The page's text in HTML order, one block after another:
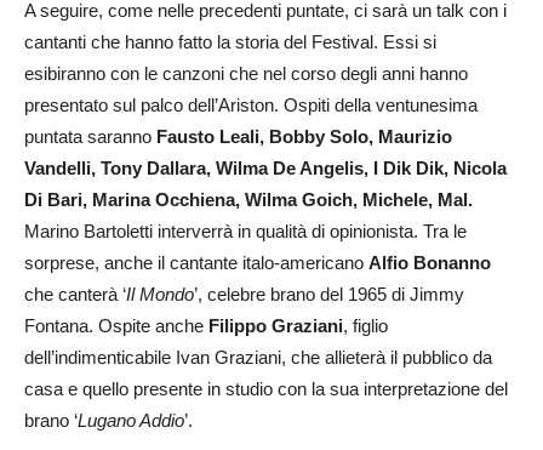
A seguire, come nelle precedenti puntate, ci sarà un talk con i
cantanti che hanno fatto la storia del Festival. Essi si
esibiranno con le canzoni che nel corso degli anni hanno
presentato sul palco dell’Ariston. Ospiti della ventunesima
puntata saranno Fausto Leali, Bobby Solo, Maurizio
Vandelli, Tony Dallara, Wilma De Angelis, I Dik Dik, Nicola
Di Bari, Marina Occhiena, Wilma Goich, Michele, Mal.
Marino Bartoletti interverrà in qualità di opinionista. Tra le
sorprese, anche il cantante italo-americano Alfio Bonanno
che canterà ‘Il Mondo’, celebre brano del 1965 di Jimmy
Fontana. Ospite anche Filippo Graziani, figlio
dell’indimenticabile Ivan Graziani, che allieterà il pubblico da
casa e quello presente in studio con la sua interpretazione del
brano ‘Lugano Addio’.